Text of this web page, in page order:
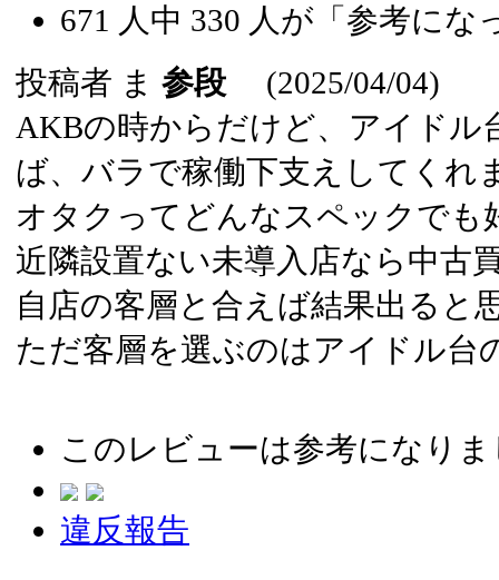
671 人中 330 人が「参考にな
投稿者 ま 参段 (2025/04/04)
AKBの時からだけど、アイド
ば、バラで稼働下支えしてくれ
オタクってどんなスペックでも
近隣設置ない未導入店なら中古
自店の客層と合えば結果出ると
ただ客層を選ぶのはアイドル台
このレビューは参考になり
違反報告